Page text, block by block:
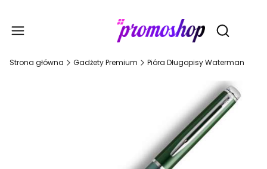
Otwórz
Strona główna Gadżety Premium Pióra Długopisy Waterman